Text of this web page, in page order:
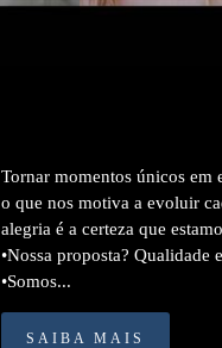
Tornar momentos únicos em
o que nos motiva a evoluir
alegria é a certeza que
•Nossa proposta? Qualidade
•Somos...
SAIBA MAIS